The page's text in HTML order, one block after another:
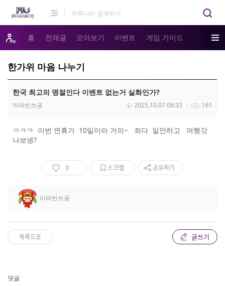
홈 전체글 모아보기 이벤트 게임 가이드
한가위 마음 나누기
한국 최고의 명절인다 이벤트 없는거 실화인가?
아라빈쓰굥 161
2025.10.07 08:33
ㅋㅋㅋ 이번 연휴가 10일이라 거의~ 죄다 일안하고 여행갓
나보넹?
0 스크랩 공유하기
아라빈쓰굥
목록으로 글쓰기
댓글